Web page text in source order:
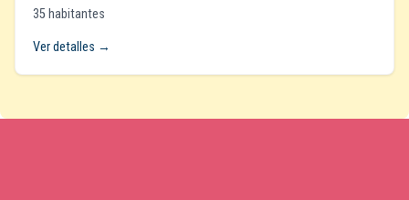
35 habitantes
Ver detalles →